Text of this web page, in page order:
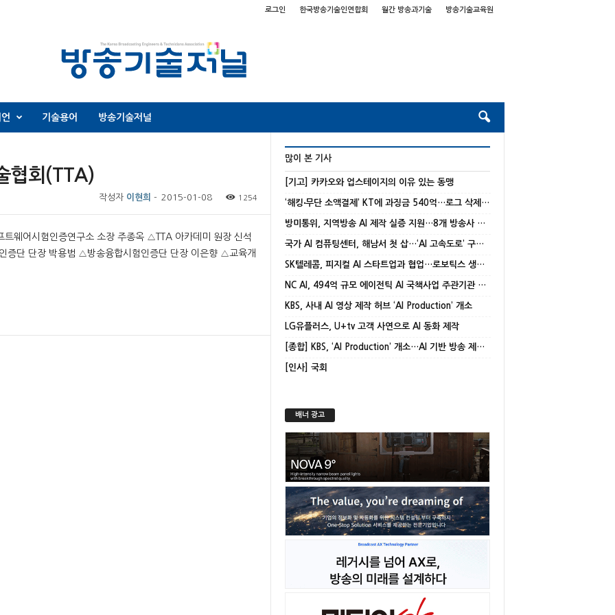
로그인 한국방송기술인연합회 월간 방송과기술 방송기술교육원
기술용어 방송기술저널
협회(TTA)
작성자 이현희 - 2015-01-08 1254
웨어시험인증연구소 소장 주종옥 △TTA 아카데미 원장 신석
단 단장 박용범 △방송융합시험인증단 단장 이은향 △교육개
많이 본 기사
[기고] 카카오와 업스테이지의 이유 있는 동맹
‘해킹‧무단 소액결제’ KT에 과징금 540억…로그 삭제‧거짓 진술
방미통위, 지역방송 AI 제작 실증 지원…8개 방송사 선정
국가 AI 컴퓨팅센터, 해남서 첫 삽…‘AI 고속도로’ 구축 본격화
SK텔레콤, 피지컬 AI 스타트업과 협업…로보틱스 생태계 강화
NC AI, 494억 규모 에이전틱 AI 국책사업 주관기관 선정
KBS, 사내 AI 영상 제작 허브 ‘AI Production’ 개소
LG유플러스, U+tv 고객 사연으로 AI 동화 제작
[종합] KBS, ‘AI Production’ 개소…AI 기반 방송 제작 본격화
[인사] 국회
배너 광고